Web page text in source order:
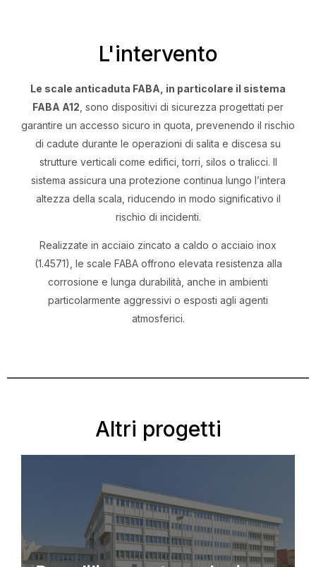
L'intervento
Le scale anticaduta FABA, in particolare il sistema
FABA A12 , sono dispositivi di sicurezza progettati per
garantire un accesso sicuro in quota, prevenendo il rischio
di cadute durante le operazioni di salita e discesa su
strutture verticali come edifici, torri, silos o tralicci. Il
sistema assicura una protezione continua lungo l’intera
altezza della scala, riducendo in modo significativo il
rischio di incidenti.
Realizzate in acciaio zincato a caldo o acciaio inox
(1.4571), le scale FABA offrono elevata resistenza alla
corrosione e lunga durabilità, anche in ambienti
particolarmente aggressivi o esposti agli agenti
atmosferici.
Altri progetti